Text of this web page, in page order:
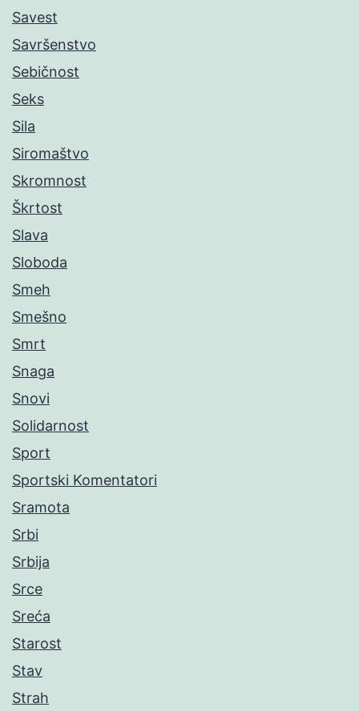
Savest
Savršenstvo
Sebičnost
Seks
Sila
Siromaštvo
Skromnost
Škrtost
Slava
Sloboda
Smeh
Smešno
Smrt
Snaga
Snovi
Solidarnost
Sport
Sportski Komentatori
Sramota
Srbi
Srbija
Srce
Sreća
Starost
Stav
Strah